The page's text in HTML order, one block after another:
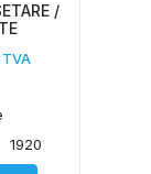
/
1920